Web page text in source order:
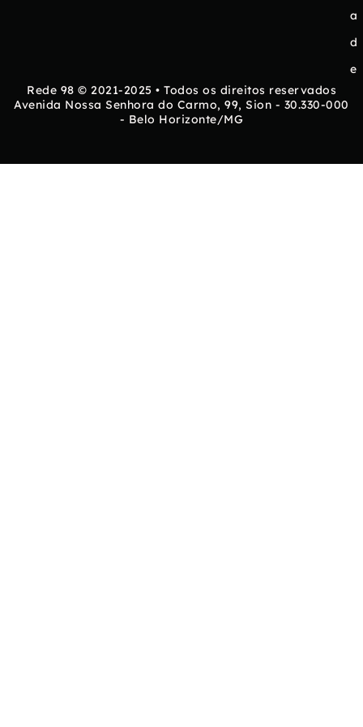
a
d
e
Rede 98 © 2021-2025 • Todos os direitos reservados
Avenida Nossa Senhora do Carmo, 99, Sion - 30.330-000
- Belo Horizonte/MG